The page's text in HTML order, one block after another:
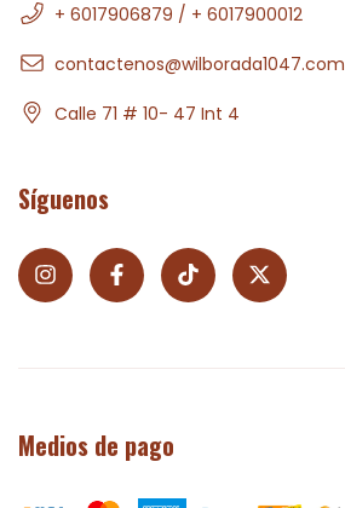
+ 6017906879 / + 6017900012
contactenos@wilborada1047.com
Calle 71 # 10- 47 Int 4
Síguenos
Medios de pago